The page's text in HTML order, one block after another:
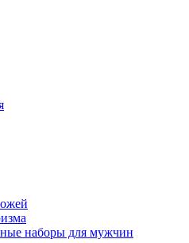
наборы для мужчин